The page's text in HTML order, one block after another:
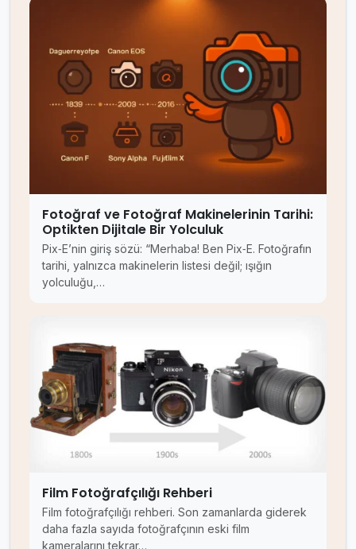
Fotoğraf ve Fotoğraf Makinelerinin Tarihi:
Optikten Dijitale Bir Yolculuk
Pix‑E’nin giriş sözü: “Merhaba! Ben Pix‑E. Fotoğrafın
tarihi, yalnızca makinelerin listesi değil; ışığın
yolculuğu,…
Film Fotoğrafçılığı Rehberi
Film fotoğrafçılığı rehberi. Son zamanlarda giderek
daha fazla sayıda fotoğrafçının eski film
kameralarını tekrar…